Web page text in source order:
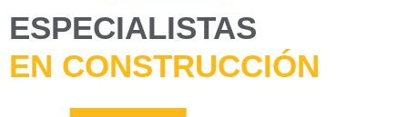
ESPECIALISTAS
EN CONSTRUCCIÓN